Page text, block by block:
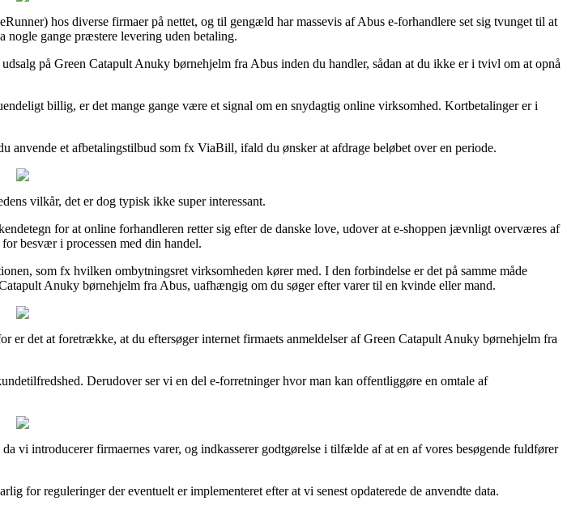
hos diverse firmaer på nettet, og til gengæld har massevis af Abus e-forhandlere set sig tvunget til at
nogle gange præstere levering uden betaling.
på Green Catapult Anuky børnehjelm fra Abus inden du handler, sådan at du ikke er i tvivl om at opnå
billig, er det mange gange være et signal om en snydagtig online virksomhed. Kortbetalinger er i
anvende et afbetalingstilbud som fx ViaBill, ifald du ønsker at afdrage beløbet over en periode.
vilkår, det er dog typisk ikke super interessant.
for at online forhandleren retter sig efter de danske love, udover at e-shoppen jævnligt overværes af
besvær i processen med din handel.
som fx hvilken ombytningsret virksomheden kører med. I den forbindelse er det på samme måde
Anuky børnehjelm fra Abus, uafhængig om du søger efter varer til en kvinde eller mand.
det at foretrække, at du eftersøger internet firmaets anmeldelser af Green Catapult Anuky børnehjelm fra
Derudover ser vi en del e-forretninger hvor man kan offentliggøre en omtale af
vi introducerer firmaernes varer, og indkasserer godtgørelse i tilfælde af at en af vores besøgende fuldfører
for reguleringer der eventuelt er implementeret efter at vi senest opdaterede de anvendte data.